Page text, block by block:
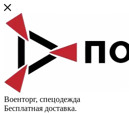
Военторг, спецодежда
Бесплатная доставка.